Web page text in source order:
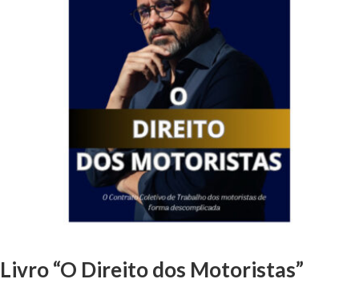
Livro “O Direito dos Motoristas”